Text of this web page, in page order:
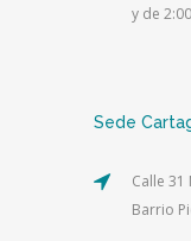
y de
Sede
Calle 31
Barrio